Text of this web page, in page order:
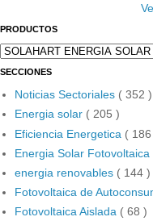
PRODUCTOS
SECCIONES
Noticias Sectoriales ( 352 )
Energia solar ( 205 )
Eficiencia Energetica ( 186
Energia Solar Fotovoltaica
energia renovables ( 144 )
Fotovoltaica de
Fotovoltaica Aislada ( 68 )